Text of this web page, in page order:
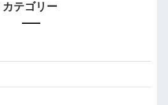
カテゴリー